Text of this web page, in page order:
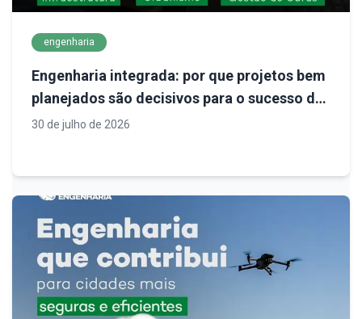
engenharia
Engenharia integrada: por que projetos bem
planejados são decisivos para o sucesso de
empreendimentos
30 de julho de 2026